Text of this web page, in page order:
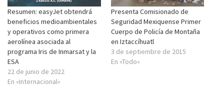
Resumen: easyJet obtendrá
beneficios medioambientales
y operativos como primera
aerolínea asociada al
programa Iris de Inmarsat y la
ESA
22 de junio de 2022
En «Internacional»
Presenta Comisionado de
Seguridad Mexiquense Primer
Cuerpo de Policía de Montaña
en Iztaccíhuatl
3 de septiembre de 2015
En «Todo»